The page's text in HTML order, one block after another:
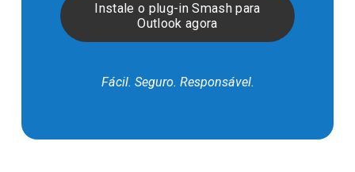
Instale o plug-in Smash para
Outlook agora
Fácil. Seguro. Responsável.